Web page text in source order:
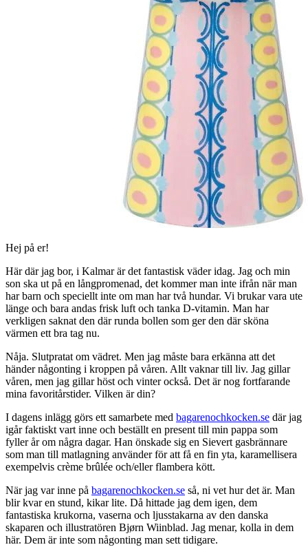
Hej på er!
Här där jag bor, i Kalmar är det fantastisk väder idag. Jag och min
son ska ut på en långpromenad, det kommer man inte ifrån när man
har barn och speciellt inte om man har två hundar. Vi brukar vara ute
länge och bara andas frisk luft och tanka D-vitamin. Man har
verkligen saknat den där runda bollen som ger den där sköna
värmen ett bra tag nu.
Nåja. Slutpratat om vädret. Men jag måste bara erkänna att det
händer någonting i kroppen på våren. Allt vaknar till liv. Jag gillar
våren, men jag gillar höst och vinter också. Det är nog fortfarande
mina favoritårstider. Vilken är din?
I dagens inlägg görs ett samarbete med bagarenochkocken.se där jag
igår faktiskt vart inne och beställt en present till min pappa som
fyller år om några dagar. Han önskade sig en Sievert gasbrännare
som man till matlagning använder för att få en fin yta, karamellisera
exempelvis crème brûlée och/eller flambera kött.
När jag var inne på bagarenochkocken.se så, ni vet hur det är. Man
blir kvar en stund, kikar lite. Då hittade jag dem igen, dem
fantastiska krukorna, vaserna och ljusstakarna av den danska
skaparen och illustratören Bjørn Wiinblad. Jag menar, kolla in dem
här. Dem är inte som någonting man sett tidigare.